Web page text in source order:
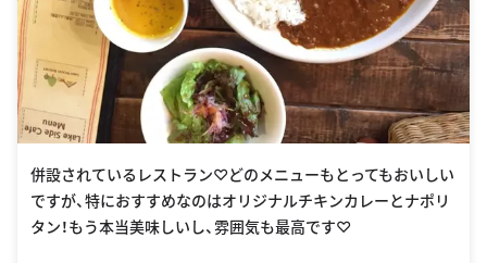
併設されているレストラン♡どのメニューもとってもおいしい
ですが、特におすすめなのはオリジナルチキンカレーとナポリ
タン！もう本当美味しいし、雰囲気も最高です♡